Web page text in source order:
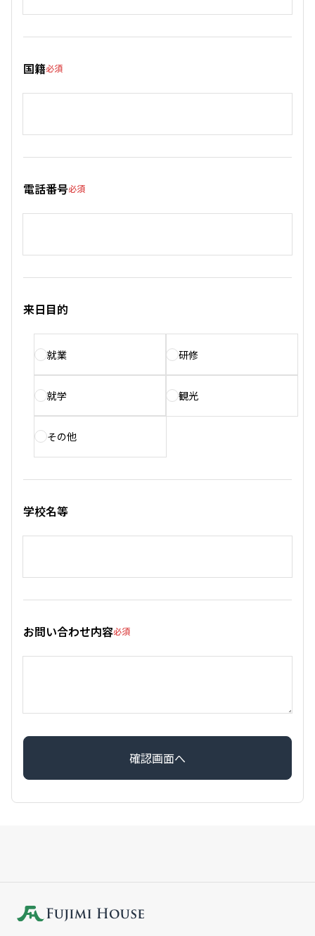
国籍必須
電話番号必須
来日目的
就業 研修
就学 観光
その他
学校名等
お問い合わせ内容必須
確認画面へ